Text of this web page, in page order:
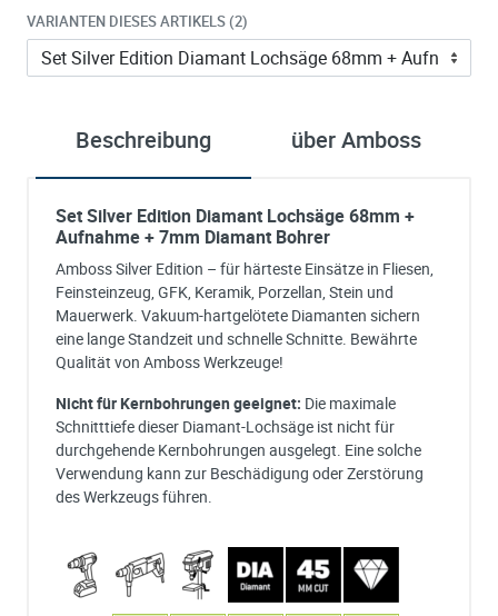
VARIANTEN DIESES ARTIKELS (2)
Beschreibung über Amboss
Set Silver Edition Diamant Lochsäge 68mm +
Aufnahme + 7mm Diamant Bohrer
Amboss Silver Edition – für härteste Einsätze in Fliesen,
Feinsteinzeug, GFK, Keramik, Porzellan, Stein und
Mauerwerk. Vakuum-hartgelötete Diamanten sichern
eine lange Standzeit und schnelle Schnitte. Bewährte
Qualität von Amboss Werkzeuge!
Nicht für Kernbohrungen geeignet: Die maximale
Schnitttiefe dieser Diamant-Lochsäge ist nicht für
durchgehende Kernbohrungen ausgelegt. Eine solche
Verwendung kann zur Beschädigung oder Zerstörung
des Werkzeugs führen.